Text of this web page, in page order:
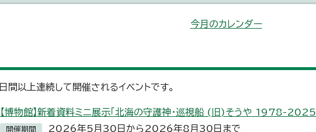
今月のカレンダー
日間以上連続して開催されるイベントです。
【博物館】新着資料ミニ展示「北海の守護神・巡視船 (旧)そうや 1978-2025
開催期間 2026年5月30日から2026年8月30日まで